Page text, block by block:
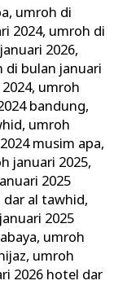
, umroh di
2024, umroh di
2026,
di bulan januari
, umroh
bandung,
, umroh
musim apa,
januari 2025,
2025
dar al tawhid,
2025
, umroh
, umroh
2026 hotel dar